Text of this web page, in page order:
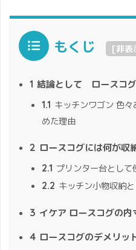
もくじ [非表
1 結論として ロースコグ
1.1 キッチンワゴン 色
めた理由
2 ロースコグには何が収
2.1 プリンター台とし
2.2 キッチン小物収納
3 イケア ロースコグの内
4 ロースコグのデメリッ